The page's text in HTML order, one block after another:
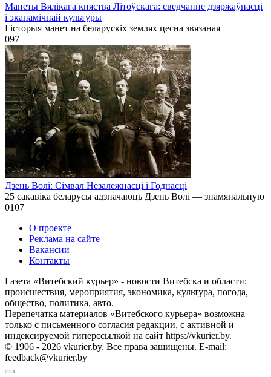
Манеты Вялікага княства Літоўскага: сведчанне дзяржаўнасці
і эканамічнай культуры
Гісторыя манет на беларускіх землях цесна звязаная
097
Дзень Волі: Сімвал Незалежнасці і Годнасці
25 сакавіка беларусы адзначаюць Дзень Волі — знамянальную
0107
О проекте
Реклама на сайте
Вакансии
Контакты
Газета «Витебский курьер» - новости Витебска и области:
происшествия, мероприятия, экономика, культура, погода,
общество, политика, авто.
Перепечатка материалов «Витебского курьера» возможна
только с письменного согласия редакции, с активной и
индексируемой гиперссылкой на сайт https://vkurier.by.
© 1906 - 2026 vkurier.by. Все права защищены. E-mail:
feedback@vkurier.by